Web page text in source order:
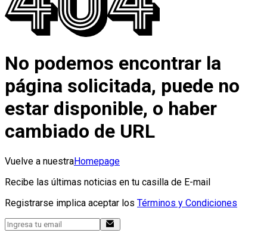
No podemos encontrar la
página solicitada, puede no
estar disponible, o haber
cambiado de URL
Vuelve a nuestraHomepage
Recibe las últimas noticias en tu casilla de E-mail
Registrarse implica aceptar los Términos y Condiciones